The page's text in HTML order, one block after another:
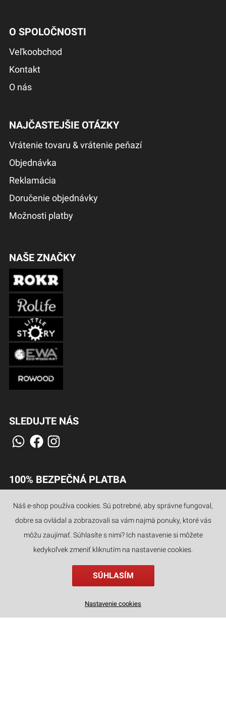
O SPOLOČNOSTI
Veľkoobchod
Kontakt
O nás
NAJČASTEJŠIE OTÁZKY
Vrátenie tovaru & vrátenie peňazí
Objednávka
Reklamácia
Doručenie objednávky
Možnosti platby
NAŠE ZNAČKY
SLEDUJTE NÁS
100% BEZPEČNÁ PLATBA
JAZYKY
Náš e-shop používa cookies. Sú potrebné, aby správne fungoval,
dobre sa ovládal a zobrazovali sa vám najmä ponuky, ktoré vás
môžu zaujímať. Súhlasíte s nimi? Ich nastavenie si môžete
kedykoľvek zmeniť kliknutím na nastavenie cookies.
SÚHLASÍM
Nastavenie cookies